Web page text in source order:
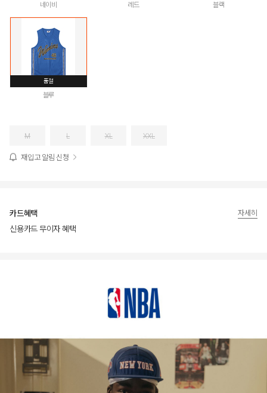
네이비 레드 블랙
품절
블루
M L XL XXL
재입고 알림 신청
카드혜택
신용카드 무이자 혜택
자세히